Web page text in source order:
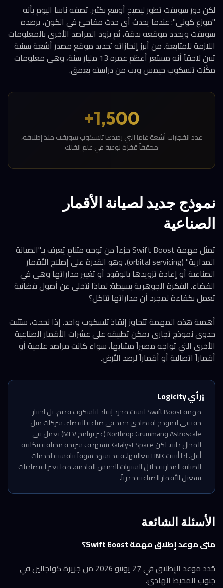
لكن دور سويفت تطور ليصبح أوسع بكثير. تصفه ناسا اليوم بأنه
"موزع كوني": عندما يحدث أي حدث مفاجئ في الكون، يرصده
سويفت ويحدد موقعه بدقة، ثم يزود المراصد الأخرى بالمعلومات
اللازمة للمتابعة. من أبرز إنجازاته تحديد موقع مصدر أشعة سينية
تبين لاحقاً أنه مستعر أعظم عمره 13 مليار سنة، وهي معلومات
مكّنت تلسكوب جيمس ويب من دراسته بعمق.
1,500+
عدد انفجارات أشعة غاما التي رصدها تلسكوب سويفت منذ إطلاقه،
محققاً قفزة نوعية في علم الفلك
نموذج جديد لصيانة الأقمار
الصناعية
تمثل مهمة Swift Boost جزءاً من توجه متنامٍ يُعرف بـ"الصيانة
المدارية" (orbital servicing)، وهو القدرة على إصلاح الأقمار
الصناعية أو إعادة تزويدها بالوقود أو تغيير مداراتها وهي في
الفضاء. الفكرة الجوهرية بسيطة: لماذا نتخلى عن أصول فضائية
تعمل بكفاءة لمجرد أن مداراتها تتآكل؟
أهمية هذه المهمة تتجاوز إنقاذ تلسكوب واحد. إذا نجحت، ستثبت
جدوى نموذج تجاري يمكن تطبيقه على عشرات الأقمار الصناعية
الأخرى التي تواجه مصيراً مشابهاً، سواء كانت مراصد علمية أو
أقماراً اتصالية أو أقماراً لرصد الأرض.
ℹ️رأي Logicity
مهمة Swift Boost ليست مجرد إنقاذ لتلسكوب قديم، بل اختبار
حقيقي لنموذج اقتصادي جديد في صناعة الفضاء. شركات مثل
Astroscale وNorthrop Grumman (عبر برنامج MEV) تعمل في
المجال ذاته، لكن Katalyst Space تستهدف شريحة مختلفة بتكلفة
أقل. إذا أثبتت LINK فعاليتها، فقد نشهد سوقاً تنافسية لخدمات
الصيانة المدارية خلال السنوات الخمس القادمة، مما يغير اقتصاديات
تشغيل الأقمار الصناعية جذرياً.
الأسئلة الشائعة
متى موعد إطلاق مهمة Swift Boost؟
حُدد موعد الإطلاق في 27 يونيو 2026 من جزيرة كواجالين في
جنوب المحيط الهادئ.